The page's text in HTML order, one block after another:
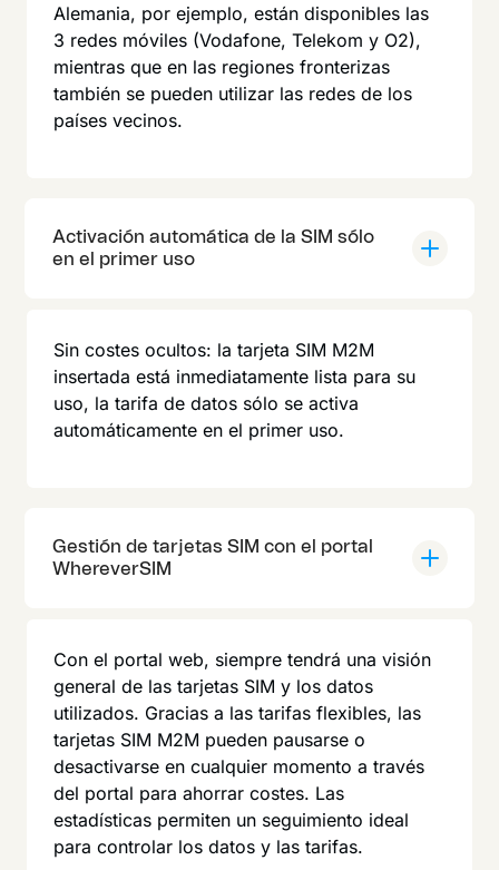
Alemania, por ejemplo, están disponibles las
3 redes móviles (Vodafone, Telekom y O2),
mientras que en las regiones fronterizas
también se pueden utilizar las redes de los
países vecinos.
Activación automática de la SIM sólo
en el primer uso
Sin costes ocultos: la tarjeta SIM M2M
insertada está inmediatamente lista para su
uso, la tarifa de datos sólo se activa
automáticamente en el primer uso.
Gestión de tarjetas SIM con el portal
WhereverSIM
Con el portal web, siempre tendrá una visión
general de las tarjetas SIM y los datos
utilizados. Gracias a las tarifas flexibles, las
tarjetas SIM M2M pueden pausarse o
desactivarse en cualquier momento a través
del portal para ahorrar costes. Las
estadísticas permiten un seguimiento ideal
para controlar los datos y las tarifas.